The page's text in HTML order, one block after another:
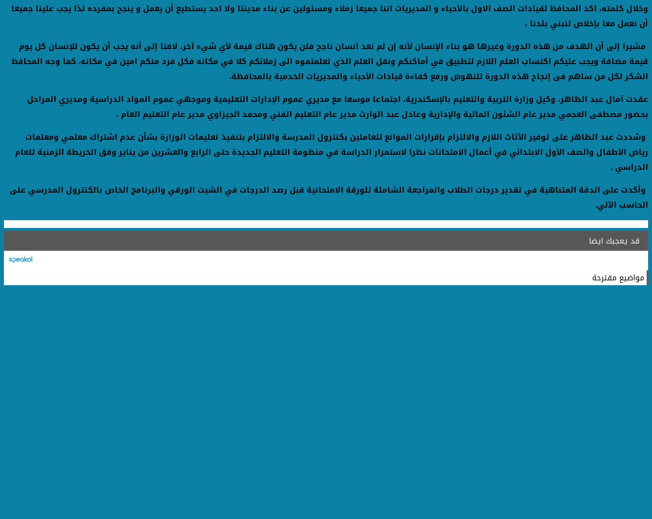
وخلال كلمته، اكد المحافظ لقيادات الصف الاول بالأحياء و المديريات اننا جميعا زملاء ومسئولين عن بناء مدينتا ولا احد يستطيع أن يعمل و ينجح بمفرده لذا يجب علينا جميعا
أن نعمل معا بإخلاص لنبني بلدنا ،
مشيرا إلى أن الهدف من هذه الدورة وغيرها هو بناء الإنسان لأنه إن لم نعد انسان ناجح فلن يكون هناك قيمة لأي شيء آخر، لافتا إلى أنه يجب أن يكون للإنسان كل يوم
قيمة مضافة ويجب عليكم اكتساب العلم اللازم لتطبيق في أماكنكم ونقل العلم الذي تعلمتموه الى زملائكم كلا في مكانه فكل فرد منكم امين في مكانه. كما وجه المحافظ
الشكر لكل من ساهم فى إنجاح هذه الدورة للنهوض ورفع كفاءة قيادات الأحياء والمديريات الخدمية بالمحافظة.
عقدت آمال عبد الظاهر، وكيل وزارة التربية والتعليم بالإسكندرية، اجتماعا موسعا مع مديري عموم الإدارات التعليمية وموجهي عموم المواد الدراسية ومديري المراحل
بحضور مصطفى العجمي مدير عام الشئون المالية والإدارية وعادل عبد الوارث مدير عام التعليم الفني ومحمد الجيزاوي مدير عام التعليم العام ،
وشددت عبد الظاهر على توفير الأثاث اللازم والالتزام بإقرارات الموانع للعاملين بكنترول المدرسة والالتزام بتنفيذ تعليمات الوزارة بشأن عدم اشتراك معلمي ومعلمات
رياض الأطفال والصف الأول الابتدائي في أعمال الامتحانات نظرا لاستمرار الدراسة في منظومة التعليم الجديدة حتى الرابع والعشرين من يناير وفق الخريطة الزمنية للعام
الدراسي ,
وأكدت على الدقة المتناهية في تقدير درجات الطلاب والمراجعة الشاملة للورقة الامتحانية قبل رصد الدرجات في الشيت الورقي والبرنامج الخاص بالكنترول المدرسي على
الحاسب الآلي.
قد يعجبك ايضا
مواضيع مقترحة